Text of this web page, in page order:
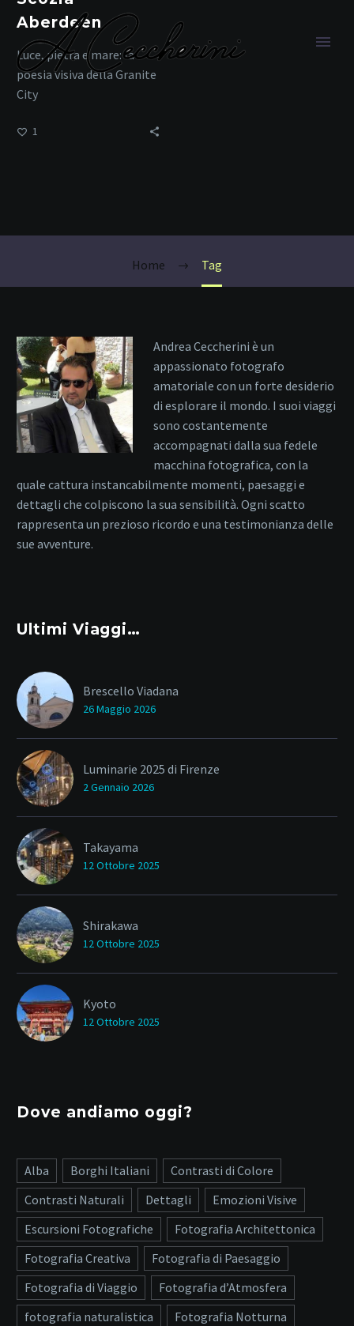
Home Tag
Aberdeen
Luce, pietra e mare: la
poesia visiva della Granite
City
1
Andrea Ceccherini è un
appassionato fotografo
amatoriale con un forte desiderio
di esplorare il mondo. I suoi viaggi
sono costantemente
accompagnati dalla sua fedele
macchina fotografica, con la
quale cattura instancabilmente momenti, paesaggi e
dettagli che colpiscono la sua sensibilità. Ogni scatto
rappresenta un prezioso ricordo e una testimonianza delle
sue avventure.
Ultimi Viaggi…
Brescello Viadana
26 Maggio 2026
Luminarie 2025 di Firenze
2 Gennaio 2026
Takayama
12 Ottobre 2025
Shirakawa
12 Ottobre 2025
Kyoto
12 Ottobre 2025
Dove andiamo oggi?
Alba Borghi Italiani
Contrasti di Colore
Contrasti Naturali
Dettagli
Emozioni Visive
Escursioni Fotografiche
Fotografia Architettonica
Fotografia Creativa
Fotografia di Paesaggio
Fotografia di Viaggio
Fotografia d’Atmosfera
fotografia naturalistica
Fotografia Notturna